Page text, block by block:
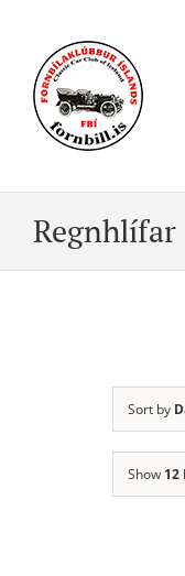
content
Regnhlífar
Sort by
Show 12